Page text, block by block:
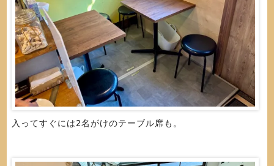
入ってすぐには2名がけのテーブル席も。